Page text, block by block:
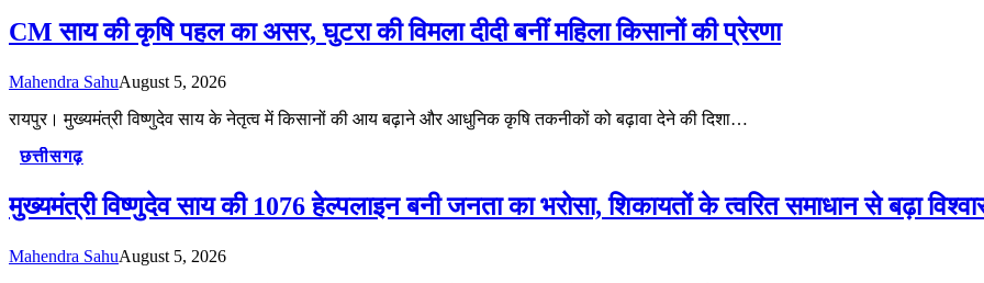
CM साय की कृषि पहल का असर, घुटरा की विमला दीदी बनीं महिला किसानों की प्रेरणा
Mahendra SahuAugust 5, 2026
रायपुर। मुख्यमंत्री विष्णुदेव साय के नेतृत्व में किसानों की आय बढ़ाने और आधुनिक कृषि तकनीकों को बढ़ावा देने की दिशा…
छत्तीसगढ़
मुख्यमंत्री विष्णुदेव साय की 1076 हेल्पलाइन बनी जनता का भरोसा, शिकायतों के त्वरित समाधान से बढ़ा
Mahendra SahuAugust 5, 2026